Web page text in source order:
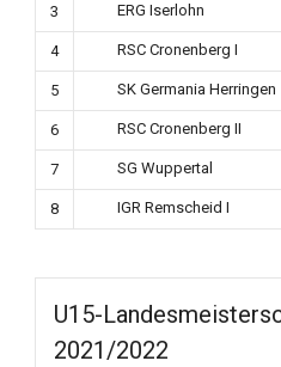
3 ERG Iserlohn
4 RSC Cronenberg I
5 SK Germania Herringen
6 RSC Cronenberg II
7 SG Wuppertal
8 IGR Remscheid I
U15-
2021/2022